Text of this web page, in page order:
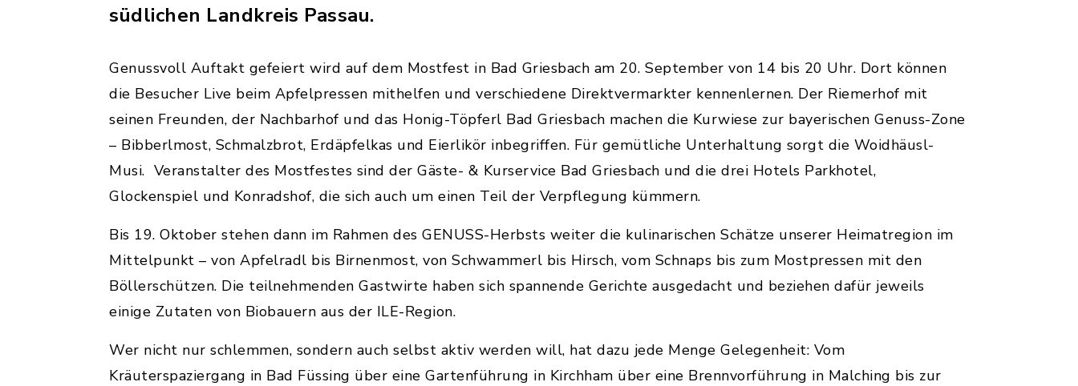
südlichen Landkreis Passau.
Genussvoll Auftakt gefeiert wird auf dem Mostfest in Bad Griesbach am 20. September von 14 bis 20 Uhr. Dort können
die Besucher Live beim Apfelpressen mithelfen und verschiedene Direktvermarkter kennenlernen. Der Riemerhof mit
seinen Freunden, der Nachbarhof und das Honig-Töpferl Bad Griesbach machen die Kurwiese zur bayerischen Genuss-Zone
– Bibberlmost, Schmalzbrot, Erdäpfelkas und Eierlikör inbegriffen. Für gemütliche Unterhaltung sorgt die Woidhäusl-
Musi. Veranstalter des Mostfestes sind der Gäste- & Kurservice Bad Griesbach und die drei Hotels Parkhotel,
Glockenspiel und Konradshof, die sich auch um einen Teil der Verpflegung kümmern.
Bis 19. Oktober stehen dann im Rahmen des GENUSS-Herbsts weiter die kulinarischen Schätze unserer Heimatregion im
Mittelpunkt – von Apfelradl bis Birnenmost, von Schwammerl bis Hirsch, vom Schnaps bis zum Mostpressen mit den
Böllerschützen. Die teilnehmenden Gastwirte haben sich spannende Gerichte ausgedacht und beziehen dafür jeweils
einige Zutaten von Biobauern aus der ILE-Region.
Wer nicht nur schlemmen, sondern auch selbst aktiv werden will, hat dazu jede Menge Gelegenheit: Vom
Kräuterspaziergang in Bad Füssing über eine Gartenführung in Kirchham über eine Brennvorführung in Malching bis zur